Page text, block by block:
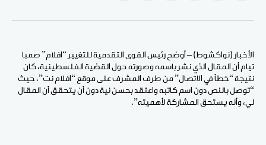
الفيسبوكPinterest
لينكد WhatsApp
الإيميل
الأخبار (نواكشوط) – أوضح رئيس القوى التقدمية للتغيير “افلام” صمبا
تيام أن المقال الذي نشر باسمه وصورته حول القضية الفلسطينية، كان
نتيجة “خطأ في الاتصال” من طرف المشرف على موقع “افلام نت”، حيث
“توصل بالنص دون اسم كاتبه واعتقد بحسن نية دون أن يتحقق أن المقال
لي، وأنه يستحق المشاركة لأهميته”.